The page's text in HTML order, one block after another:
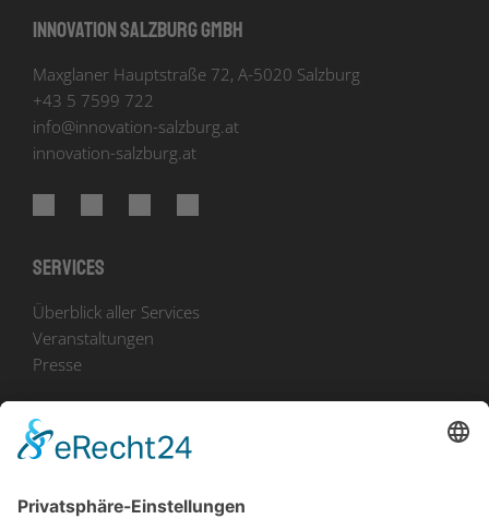
Innovation Salzburg GmbH
Maxglaner Hauptstraße 72, A-5020 Salzburg
+43 5 7599 722
info@innovation-salzburg.at
innovation-salzburg.at
Services
Überblick aller Services
Veranstaltungen
Presse
Bekanntmachungen
Ausschreibungen